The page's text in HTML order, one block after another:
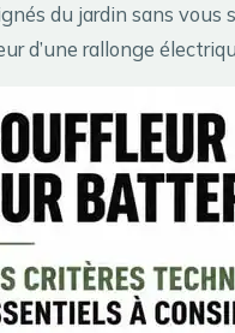
du jardin sans vous
d’une rallonge